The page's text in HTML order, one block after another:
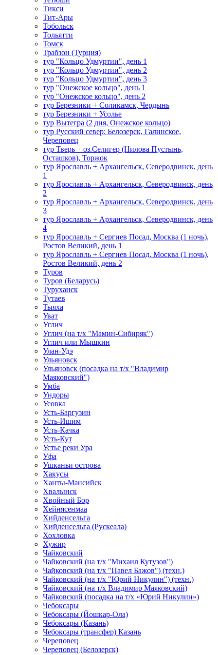
Тикси
Тит-Ары
Тобольск
Тольятти
Томск
Трабзон (Турция)
тур "Кольцо Удмуртии", день 1
тур "Кольцо Удмуртии", день 2
тур "Кольцо Удмуртии", день 3
тур "Онежское кольцо", день 1
тур "Онежское кольцо", день 2
тур Березники + Соликамск, Чердынь
тур Березники + Усолье
тур Вытегра (2 дня, Онежское кольцо)
тур Русский север: Белозерск, Галинское,
Череповец
тур Тверь + оз.Селигер (Нилова Пустынь,
Осташков), Торжок
тур Ярославль + Архангельск, Северодвинск, день
1
тур Ярославль + Архангельск, Северодвинск, день
2
тур Ярославль + Архангельск, Северодвинск, день
3
тур Ярославль + Архангельск, Северодвинск, день
4
тур Ярославль + Сергиев Посад, Москва (1 ночь),
Ростов Великий, день 1
тур Ярославль + Сергиев Посад, Москва (1 ночь),
Ростов Великий, день 2
Туров
Туров (Беларусь)
Туруханск
Тутаев
Тыяха
Уват
Углич
Углич (на т/х "Мамин-Сибиряк")
Углич или Мышкин
Улан-Удэ
Ульяновск
Ульяновск (посадка на т/х "Владимир
Маяковский")
Умба
Ундоры
Усовка
Усть-Баргузин
Усть-Ишим
Усть-Качка
Усть-Кут
Устье реки Ура
Уфа
Ушканьи острова
Хакусы
Ханты-Мансийск
Хвалынск
Хвойный Бор
Хейнясенмаа
Хийденсельга
Хийденсельга (Рускеала)
Хохловка
Хужир
Чайковский
Чайковский (на т/х "Михаил Кутузов")
Чайковский (на т/х "Павел Бажов") (техн.)
Чайковский (на т/х "Юрий Никулин") (техн.)
Чайковский (на т/х Владимир Маяковский)
Чайковский (посадка на т/х «Юрий Никулин»)
Чебоксары
Чебоксары (Йошкар-Ола)
Чебоксары (Казань)
Чебоксары (трансфер) Казань
Череповец
Череповец (Белозерск)